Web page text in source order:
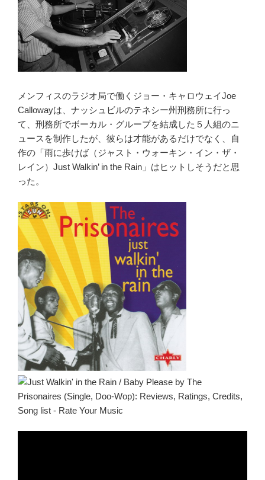
メンフィスのラジオ局で働くジョー・キャロウェイJoe
Callowayは、ナッシュビルのテネシー州刑務所に行っ
て、刑務所でボーカル・グループを結成した５人組のニ
ュースを制作したが、彼らは才能があるだけでなく、自
作の「雨に歩けば（ジャスト・ウォーキン・イン・ザ・
レイン）Just Walkin’ in the Rain」はヒットしそうだと思
った。